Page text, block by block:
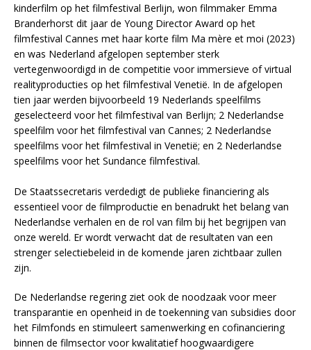
kinderfilm op het filmfestival Berlijn, won filmmaker Emma
Branderhorst dit jaar de Young Director Award op het
filmfestival Cannes met haar korte film Ma mère et moi (2023)
en was Nederland afgelopen september sterk
vertegenwoordigd in de competitie voor immersieve of virtual
realityproducties op het filmfestival Venetië. In de afgelopen
tien jaar werden bijvoorbeeld 19 Nederlands speelfilms
geselecteerd voor het filmfestival van Berlijn; 2 Nederlandse
speelfilm voor het filmfestival van Cannes; 2 Nederlandse
speelfilms voor het filmfestival in Venetië; en 2 Nederlandse
speelfilms voor het Sundance filmfestival.
De Staatssecretaris verdedigt de publieke financiering als
essentieel voor de filmproductie en benadrukt het belang van
Nederlandse verhalen en de rol van film bij het begrijpen van
onze wereld. Er wordt verwacht dat de resultaten van een
strenger selectiebeleid in de komende jaren zichtbaar zullen
zijn.
De Nederlandse regering ziet ook de noodzaak voor meer
transparantie en openheid in de toekenning van subsidies door
het Filmfonds en stimuleert samenwerking en cofinanciering
binnen de filmsector voor kwalitatief hoogwaardigere